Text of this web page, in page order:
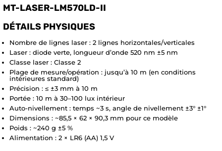
MT-LASER-LM570LD-II
DÉTAILS PHYSIQUES
Nombre de lignes laser : 2 lignes horizontales/verticales
Laser : diode verte, longueur d’onde 520 nm ±5 nm
Classe laser : Classe 2
Plage de mesure/opération : jusqu’à 10 m (en conditions
intérieures standard)
Précision : ≤ ±3 mm à 10 m
Portée : 10 m à 30–100 lux intérieur
Auto-nivellement : temps ~3 s, angle de nivellement ±3° ±1°
Dimensions : ~85,5 × 62 × 90,3 mm pour ce modèle
Poids : ~240 g ±5 %
Alimentation : 2 × LR6 (AA) 1,5 V